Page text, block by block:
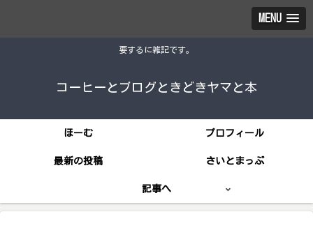
MENU
要するに雑記です。
コーヒーとブログときどきヤマと本
ほーむ プロフィール
最新の投稿 さいとまっぷ
記事へ